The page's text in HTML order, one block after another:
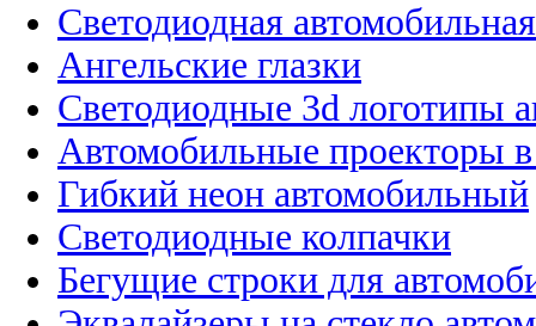
Светодиодная
Ангельские глазки
Светодиодные 3d логотипы
Автомобильные проекторы
Гибкий неон автомобильный
Светодиодные колпачки
Бегущие строки для